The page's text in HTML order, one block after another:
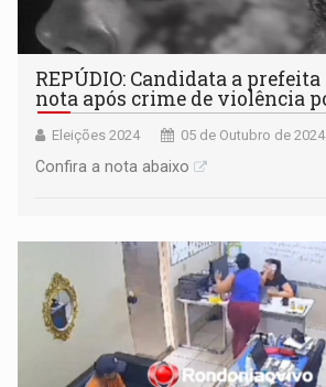
REPÚDIO: Candidata a
nota após crime de violência
Eleições 2024 05 de Outubro de
Confira a nota abaixo